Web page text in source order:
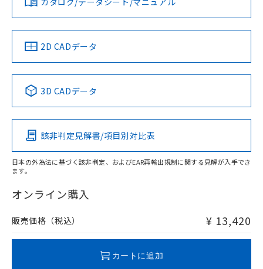
タイムチャート
上、n: 12mm以上
検出領域
ソフトウェアの使用条件
対応済み
中国 RoHS 注意事項・凡例
Pb Hg Cd Cr(VI)
O
在庫等で未対応品が混在する可能性があります。
問い合わせください。
LR型式承認
（イギリス
船舶規格）
DNV型式承認
（ノルウェー
BV型式承認
（フランス
KR型式
（韓国
No No No No
この製品の規格認証/適合状況ページへ
その他の認証はこちらのページからご検索ください
2D CADデータ
3D CADデータ
該非判定見解書/項目別対比表
日本の外為法に基づく該非判定、およびEAR再輸出規制に関する見解が入手でき
ます。
オンライン購入
販売価格（税込） ¥ 13,420
カートに追加